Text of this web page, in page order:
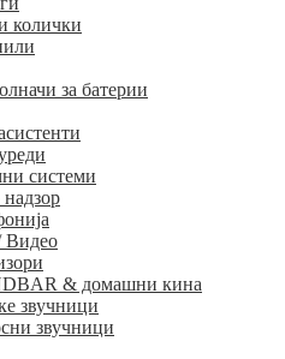
колички
за батерии
системи
Видео
& домашни кина
звучници
звучници